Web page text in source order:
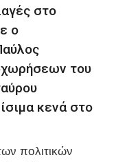
στο
ο
του
κενά στο
πολιτικών